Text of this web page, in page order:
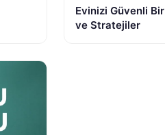
Evinizi Güvenli
ve Stratejiler